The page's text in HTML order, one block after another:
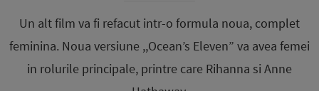
Un alt film va fi refacut intr-o formula noua, complet
feminina. Noua versiune ,,Ocean’s Eleven” va avea femei
in rolurile principale, printre care Rihanna si Anne